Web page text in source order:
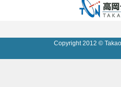
Copyright 2012 ©